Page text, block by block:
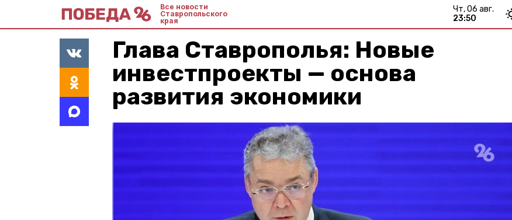
Все новости
Ставропольского
края
чт, 06 авг.
23:50
Глава Ставрополья: Новые
инвестпроекты — основа
развития экономики